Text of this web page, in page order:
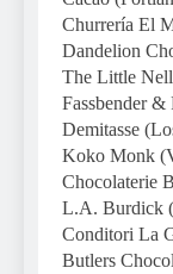
Churrería El
Dandelion
The Little
Fassbender
Demitasse
Koko Monk
Chocolaterie
L.A. Burdick
Conditori La
Butlers